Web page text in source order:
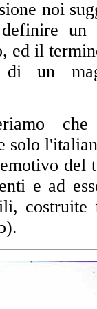
noi
un
ed il
di un
del
e ad